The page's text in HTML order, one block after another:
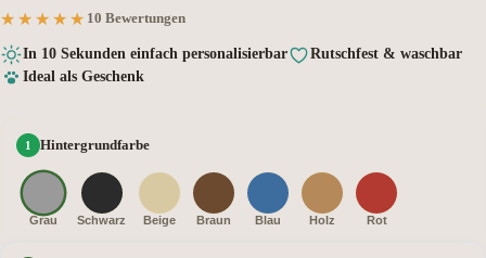
★★★★★
★★★★★ 10 Bewertungen
In 10 Sekunden einfach personalisierbar
Rutschfest & waschbar
Ideal als Geschenk
Hintergrundfarbe
Grau Schwarz Beige Braun Blau Holz Rot